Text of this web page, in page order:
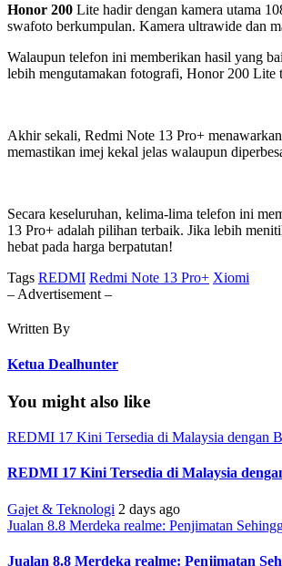
Honor 200 Lite hadir dengan kamera utama
swafoto berkumpulan. Kamera ultrawide dan
Walaupun telefon ini memberikan hasil yang
lebih mengutamakan fotografi, Honor 200
Akhir sekali, Redmi Note 13 Pro+
memastikan imej kekal jelas walaupun
Secara keseluruhan, kelima-lima telefon ini
13 Pro+ adalah pilihan terbaik. Jika lebih
hebat pada harga berpatutan!
Tags REDMI Redmi Note 13 Pro+ Xiomi
– Advertisement –
Written By
Ketua Dealhunter
You might also like
REDMI 17 Kini Tersedia di Malaysia dengan
REDMI 17 Kini Tersedia di Malaysia
Gajet & Teknologi 2 days ago
Jualan 8.8 Merdeka realme: Penjimatan
Jualan 8.8 Merdeka realme: Penjimatan